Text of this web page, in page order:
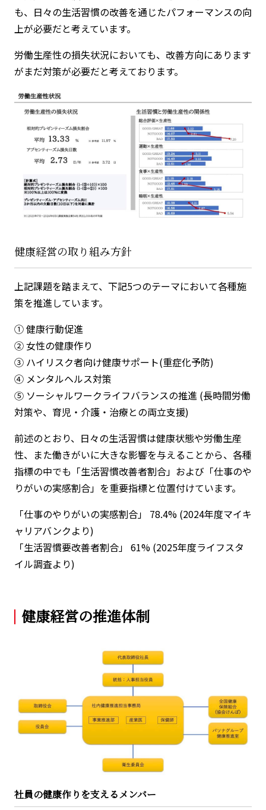
も、日々の生活習慣の改善を通じたパフォーマンスの向
上が必要だと考えています。
労働生産性の損失状況においても、改善方向にあります
がまだ対策が必要だと考えております。
健康経営の取り組み方針
上記課題を踏まえて、下記5つのテーマにおいて各種施
策を推進しています。
① 健康行動促進
② 女性の健康作り
③ ハイリスク者向け健康サポート(重症化予防)
④ メンタルヘルス対策
⑤ ソーシャルワークライフバランスの推進 (長時間労働
対策や、育児・介護・治療との両立支援)
前述のとおり、日々の生活習慣は健康状態や労働生産
性、また働きがいに大きな影響を与えることから、各種
指標の中でも「生活習慣改善者割合」および「仕事のや
りがいの実感割合」を重要指標と位置付けています。
「仕事のやりがいの実感割合」 78.4% (2024年度マイキ
ャリアバンクより)
「生活習慣要改善者割合」 61% (2025年度ライフスタ
イル調査より)
健康経営の推進体制
社員の健康作りを支えるメンバー